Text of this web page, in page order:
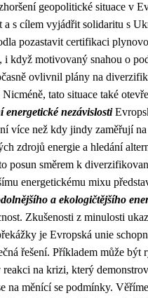
geopolitické situace v
a s cílem vyjádřit solidaritu s
pozastavit certifikaci
i když motivovaný snahou o
ovlivnil plány na
tato situace také
energetické nezávislosti
více než kdy jindy zaměřují
zdrojů energie a hledání
posun směrem k
energetickému mixu
a ekologičtějšího
Zkušenosti z minulosti
je Evropská unie
řešení. Příkladem může
na krizi, který
na měnící se podmínky.